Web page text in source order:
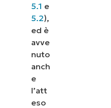
5.1 e
5.2),
ed è
avve
nuto
anch
e
l’att
eso